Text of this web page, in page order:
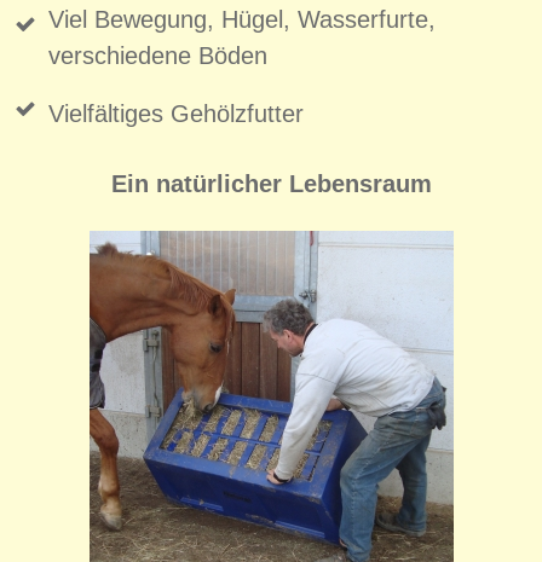
Viel Bewegung, Hügel, Wasserfurte,
verschiedene Böden
Vielfältiges Gehölzfutter
Ein natürlicher Lebensraum